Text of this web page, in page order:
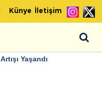
Künye İletişim
Yaşandı